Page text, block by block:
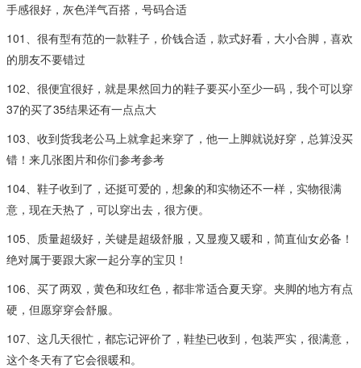
手感很好，灰色洋气百搭，号码合适
101、很有型有范的一款鞋子，价钱合适，款式好看，大小合脚，喜欢
的朋友不要错过
102、很便宜很好，就是果然回力的鞋子要买小至少一码，我个可以穿
37的买了35结果还有一点点大
103、收到货我老公马上就拿起来穿了，他一上脚就说好穿，总算没买
错！来几张图片和你们参考参考
104、鞋子收到了，还挺可爱的，想象的和实物还不一样，实物很满
意，现在天热了，可以穿出去，很方便。
105、质量超级好，关键是超级舒服，又显瘦又暖和，简直仙女必备！
绝对属于要跟大家一起分享的宝贝！
106、买了两双，黄色和玫红色，都非常适合夏天穿。夹脚的地方有点
硬，但愿穿穿会舒服。
107、这几天很忙，都忘记评价了，鞋垫已收到，包装严实，很满意，
这个冬天有了它会很暖和。